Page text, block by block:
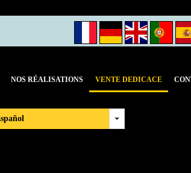
NOS RÉALISATIONS VENTE DEDICACE